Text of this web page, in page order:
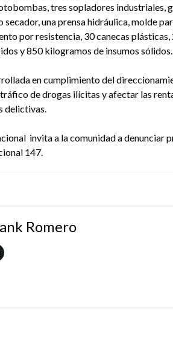
tres sopladores industriales,
secador, una prensa hidráulica, molde
por resistencia, 30 canecas plásticas,
y 850 kilogramos de insumos sólidos.
en cumplimiento del
de drogas ilícitas y afectar las
delictivas.
invita a la comunidad a denunciar
147.
Romero